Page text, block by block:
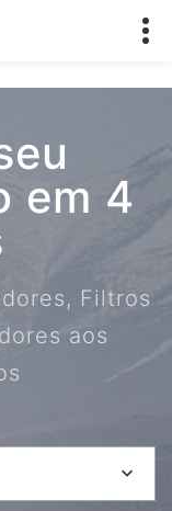
em 4
Filtros
aos